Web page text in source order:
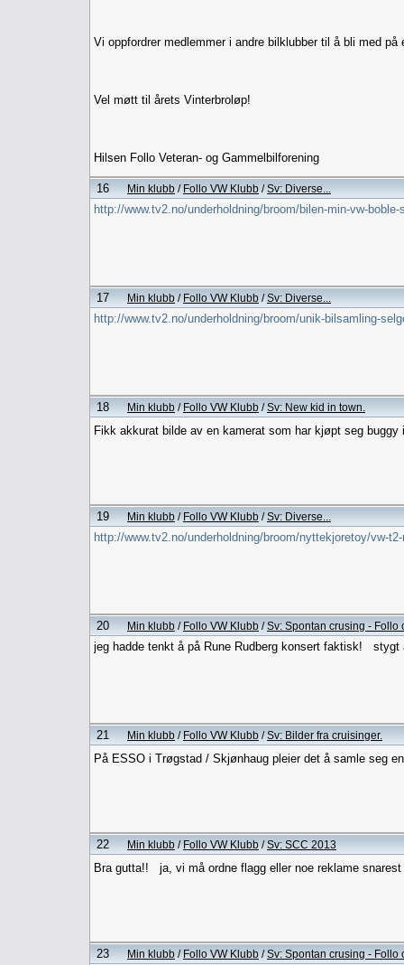
Vi oppfordrer medlemmer i andre bilklubber til å bli med
Vel møtt til årets Vinterbroløp!
Hilsen Follo Veteran- og Gammelbilforening
16 Min klubb / Follo VW Klubb /Sv: Diverse...
http://www.tv2.no/underholdning/broom/bilen-min-vw-
17 Min klubb / Follo VW Klubb /Sv: Diverse...
http://www.tv2.no/underholdning/broom/unik-bilsamling-
18 Min klubb / Follo VW Klubb /Sv: New kid in town.
Fikk akkurat bilde av en kamerat som har kjøpt seg
19 Min klubb / Follo VW Klubb /Sv: Diverse...
http://www.tv2.no/underholdning/broom/nyttekjoretoy/vw-
20 Min klubb / Follo VW Klubb /Sv: Spontan crusing - Follo
jeg hadde tenkt å på Rune Rudberg konsert faktisk! stygt
21 Min klubb / Follo VW Klubb /Sv: Bilder fra cruisinger.
På ESSO i Trøgstad / Skjønhaug pleier det å samle seg
22 Min klubb / Follo VW Klubb /Sv: SCC 2013
Bra gutta!! ja, vi må ordne flagg eller noe reklame
23 Min klubb / Follo VW Klubb /Sv: Spontan crusing - Follo